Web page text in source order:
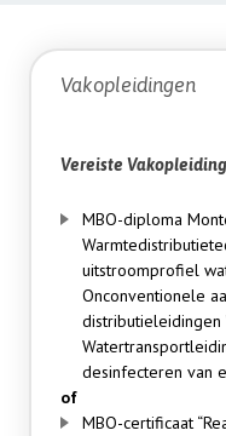
Vakopleidingen
Vereiste Vakopleiding
MBO-diploma
uitstroomprofiel
Onconventionele
desinfecteren van
of
MBO-certificaat